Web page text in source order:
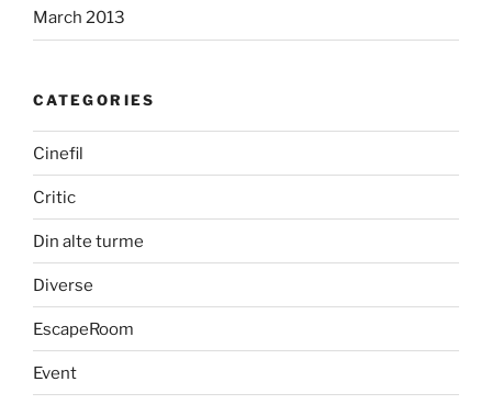
March 2013
CATEGORIES
Cinefil
Critic
Din alte turme
Diverse
EscapeRoom
Event